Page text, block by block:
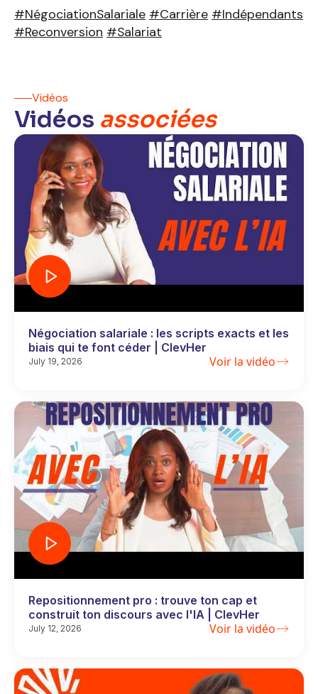
#NégociationSalariale #Carrière #Indépendants
#Reconversion #Salariat
Vidéos
Vidéos associées
Négociation salariale : les scripts exacts et les
biais qui te font céder | ClevHer
July 19, 2026 Voir la vidéo
Repositionnement pro : trouve ton cap et
construit ton discours avec l'IA | ClevHer
July 12, 2026 Voir la vidéo